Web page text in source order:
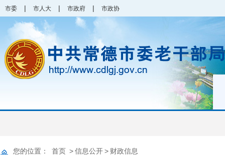
市委 | 市人大 | 市政府 | 市政协
您的位置： 首页 >信息公开> 财政信息